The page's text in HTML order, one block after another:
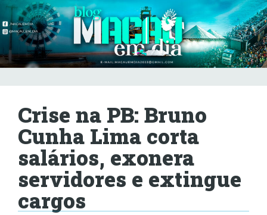
Crise na PB: Bruno
Cunha Lima corta
salários, exonera
servidores e extingue
cargos